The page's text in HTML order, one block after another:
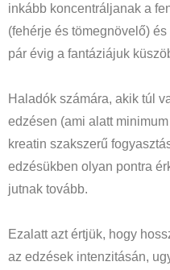
inkább koncentráljanak a
(fehérje és tömegnövelő)
pár évig a fantáziájuk
Haladók számára, akik túl
edzésen (ami alatt
kreatin szakszerű
edzésükben olyan pontra
jutnak tovább.
Ezalatt azt értjük, hogy
az edzések intenzitásán,